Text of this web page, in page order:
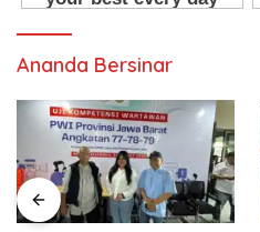
Ananda Bersinar